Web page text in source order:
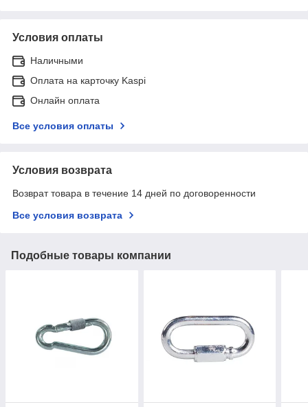
Условия оплаты
Наличными
Оплата на карточку Kaspi
Онлайн оплата
Все условия оплаты
Условия возврата
Возврат товара в течение 14 дней по договоренности
Все условия возврата
Подобные товары компании